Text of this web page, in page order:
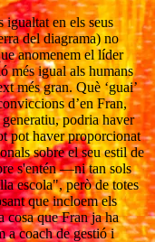
en els seus
del diagrama) no
anomenem el líder
més igual als humans
més gran. Què ‘guai’
d’en Fran,
podria haver
pot haver proporcionat
sobre el seu estil de
s'entén —ni tan sols
escola", però de totes
que incloem els
cosa que Fran ja ha
a coach de gestió i